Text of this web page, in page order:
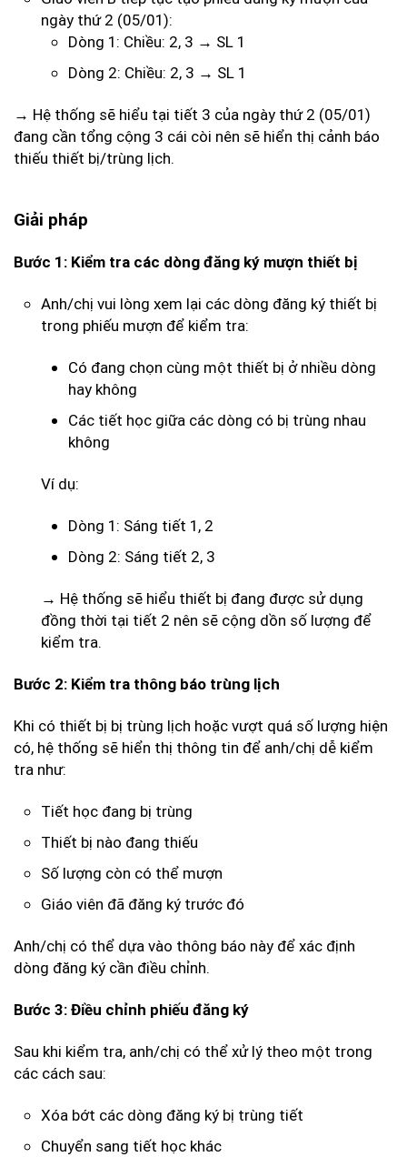
ngày thứ 2 (05/01):
Dòng 1: Chiều: 2, 3 → SL 1
Dòng 2: Chiều: 2, 3 → SL 1
→ Hệ thống sẽ hiểu tại tiết 3 của ngày thứ 2 (05/01)
đang cần tổng cộng 3 cái còi nên sẽ hiển thị cảnh báo
thiếu thiết bị/trùng lịch.
Giải pháp
Bước 1: Kiểm tra các dòng đăng ký mượn thiết bị
Anh/chị vui lòng xem lại các dòng đăng ký thiết bị
trong phiếu mượn để kiểm tra:
Có đang chọn cùng một thiết bị ở nhiều dòng
hay không
Các tiết học giữa các dòng có bị trùng nhau
không
Ví dụ:
Dòng 1: Sáng tiết 1, 2
Dòng 2: Sáng tiết 2, 3
→ Hệ thống sẽ hiểu thiết bị đang được sử dụng
đồng thời tại tiết 2 nên sẽ cộng dồn số lượng để
kiểm tra.
Bước 2: Kiểm tra thông báo trùng lịch
Khi có thiết bị bị trùng lịch hoặc vượt quá số lượng hiện
có, hệ thống sẽ hiển thị thông tin để anh/chị dễ kiểm
tra như:
Tiết học đang bị trùng
Thiết bị nào đang thiếu
Số lượng còn có thể mượn
Giáo viên đã đăng ký trước đó
Anh/chị có thể dựa vào thông báo này để xác định
dòng đăng ký cần điều chỉnh.
Bước 3: Điều chỉnh phiếu đăng ký
Sau khi kiểm tra, anh/chị có thể xử lý theo một trong
các cách sau:
Xóa bớt các dòng đăng ký bị trùng tiết
Chuyển sang tiết học khác